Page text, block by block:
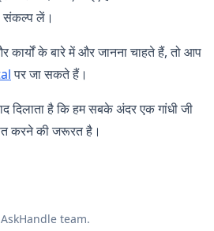
संकल्प लें।
कार्यों के बारे में और जानना चाहते हैं, तो आप
पर जा सकते हैं।
दिलाता है कि हम सबके अंदर एक गांधी जी
करने की जरूरत है।
team.